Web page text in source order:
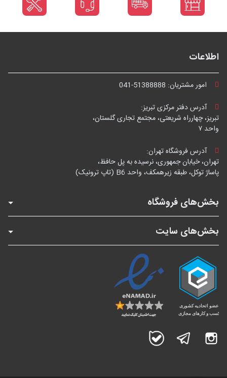
اطلاعات
امور مشتریان: 041-51388888
آدرس دفتر مرکزی تبریز:
تبریز، چهارراه شریعتی، مجتمع تجاری گلستان،
واحد ۷
آدرس فروشگاه تهران:
تهران، خیابان جمهوری، نرسیده به پل حافظ،
پاساژ توکل، طبقه زیرهمکف، واحد B6 (تاپ ترونیک)
بخش‌های فروشگاه
بخش‌های سایت
اینستاگرام تلگرام